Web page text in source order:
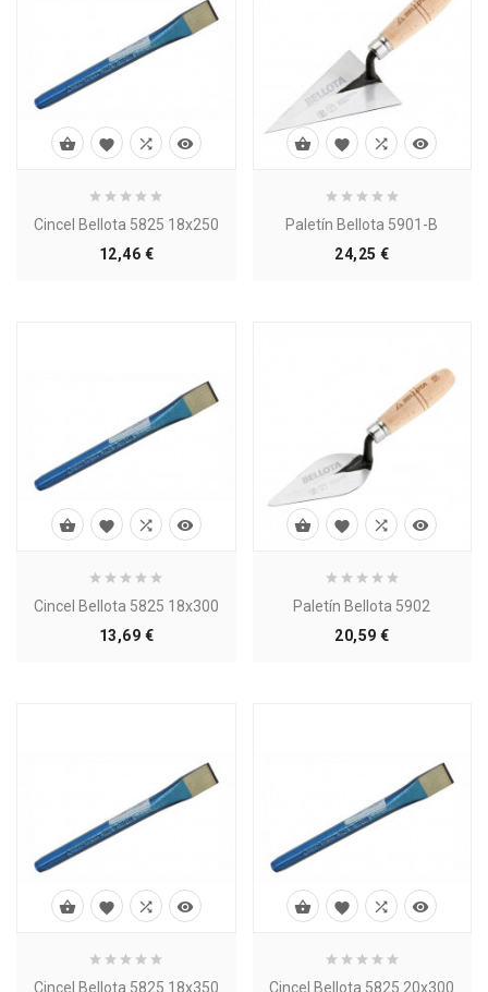
Cincel Bellota 5825 18x250
12,46 €Precio
   
Paletín Bellota 5901-B
24,25 €Precio
   
Cincel Bellota 5825 18x300
13,69 €Precio
   
Paletín Bellota 5902
20,59 €Precio
   
Cincel Bellota 5825 18x350
   
Cincel Bellota 5825 20x300
   